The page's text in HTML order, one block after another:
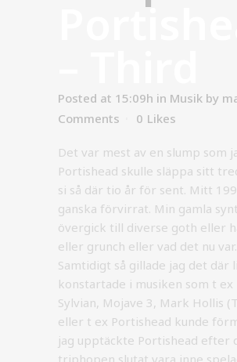
Posted at 15:09h in Musik by
Comments
0 Likes
Det var mest av en slump som
Portishead skulle släppa sitt
si så där tio år för sent. Mitt
ganska förvirrat. Min gamla
övergick till diverse goth eller
eller grunch eller vad det nu var.
Samtidigt så gillade jag det där
konstartade i musiken som t ex
Sylvian, Mojave 3, Mark Hollis
eller t ex Portishead kunde
jag upptäckte Portishead efter
triphopen slutat vara inne